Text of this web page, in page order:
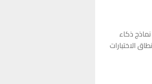
ذكاء
الاختبارات